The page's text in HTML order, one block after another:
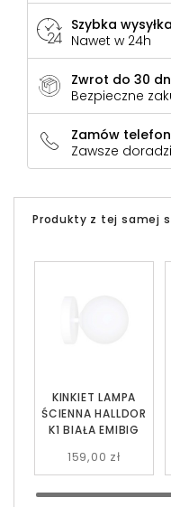
Szybka wysyłka
Nawet w 24h
Zwrot do 30
Bezpieczne
Zamów
Zawsze
Produkty z tej samej
KINKIET LAMPA
ŚCIENNA HALLDOR
K1 BIAŁA EMIBIG
159,00 zł